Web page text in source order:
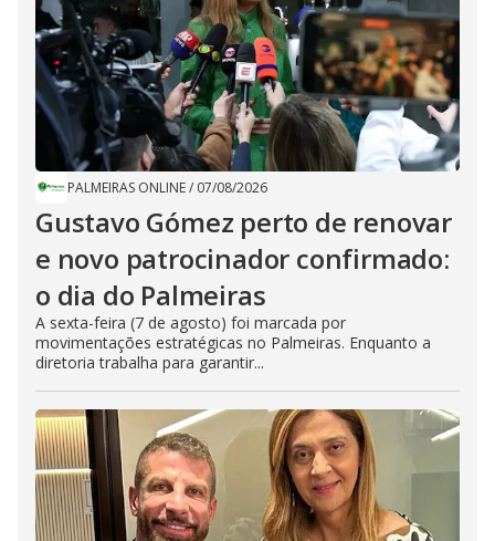
PALMEIRAS ONLINE/ 07/08/2026
Gustavo Gómez perto de renovar
e novo patrocinador confirmado:
o dia do Palmeiras
A sexta-feira (7 de agosto) foi marcada por
movimentações estratégicas no Palmeiras. Enquanto a
diretoria trabalha para garantir...